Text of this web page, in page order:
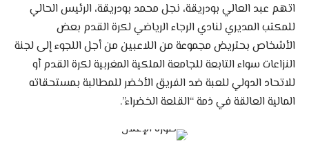
اتهم عبد العالي بودريقة، نجل محمد بودريقة، الرئيس الحالي
للمكتب المديري لنادي الرجاء الرياضي لكرة القدم بعض
الأشخاص بحتريض مجموعة من اللاعبين من أجل اللجوء إلى لجنة
النزاعات سواء التابعة للجامعة الملكية المغربية لكرة القدم أو
للاتحاد الدولي للعبة ضد الفريق الأخضر للمطالبة بمستحقاته
المالية العالقة في ذمة “القلعة الخضراء”.